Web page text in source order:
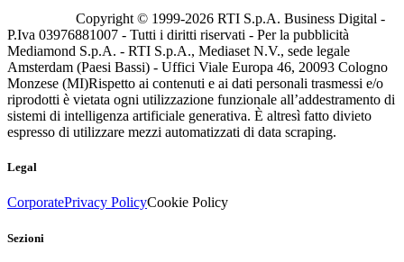
Copyright © 1999-2026 RTI S.p.A. Business Digital -
P.Iva 03976881007 - Tutti i diritti riservati - Per la pubblicità
Mediamond S.p.A. - RTI S.p.A., Mediaset N.V., sede legale
Amsterdam (Paesi Bassi) - Uffici Viale Europa 46, 20093 Cologno
Monzese (MI)Rispetto ai contenuti e ai dati personali trasmessi e/o
riprodotti è vietata ogni utilizzazione funzionale all’addestramento di
sistemi di intelligenza artificiale generativa. È altresì fatto divieto
espresso di utilizzare mezzi automatizzati di data scraping.
Legal
CorporatePrivacy PolicyCookie Policy
Sezioni